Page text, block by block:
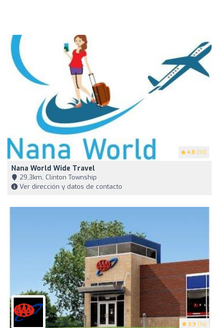
4.8 (30)
Nana World Wide Travel
29,3km, Clinton Township
Ver dirección y datos de contacto
3.9 (74)